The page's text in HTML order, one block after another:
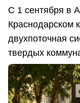
С 1 сентября в
Краснодарском
двухпоточная
твердых